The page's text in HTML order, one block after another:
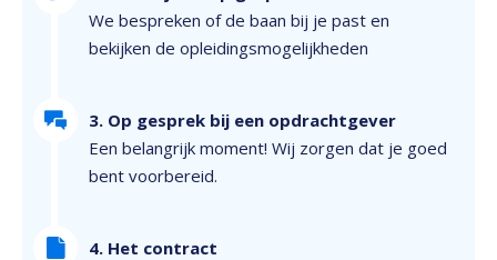
We bespreken of de baan bij je past en
bekijken de opleidingsmogelijkheden
3. Op gesprek bij een opdrachtgever
Een belangrijk moment! Wij zorgen dat je goed
bent voorbereid.
4. Het contract